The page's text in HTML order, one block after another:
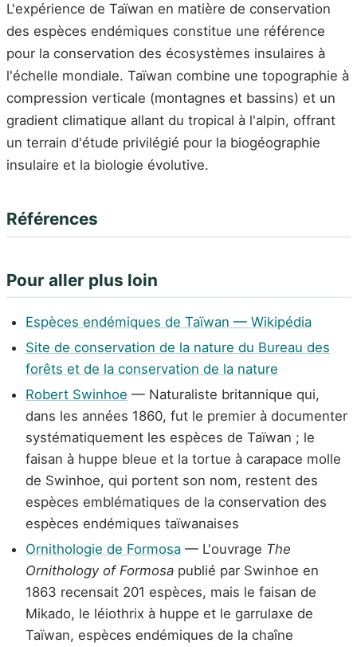
L'expérience de Taïwan en matière de conservation
des espèces endémiques constitue une référence
pour la conservation des écosystèmes insulaires à
l'échelle mondiale. Taïwan combine une topographie à
compression verticale (montagnes et bassins) et un
gradient climatique allant du tropical à l'alpin, offrant
un terrain d'étude privilégié pour la biogéographie
insulaire et la biologie évolutive.
Références
Pour aller plus loin
Espèces endémiques de Taïwan — Wikipédia
Site de conservation de la nature du Bureau des
forêts et de la conservation de la nature
Robert Swinhoe — Naturaliste britannique qui,
dans les années 1860, fut le premier à documenter
systématiquement les espèces de Taïwan ; le
faisan à huppe bleue et la tortue à carapace molle
de Swinhoe, qui portent son nom, restent des
espèces emblématiques de la conservation des
espèces endémiques taïwanaises
Ornithologie de Formosa — L'ouvrage The
Ornithology of Formosa publié par Swinhoe en
1863 recensait 201 espèces, mais le faisan de
Mikado, le léiothrix à huppe et le garrulaxe de
Taïwan, espèces endémiques de la chaîne